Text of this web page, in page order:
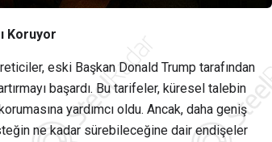
Koruyor
eski Başkan Donald Trump tarafından
başardı. Bu tarifeler, küresel talebin
yardımcı oldu. Ancak, daha geniş
ne kadar sürebileceğine dair endişeler